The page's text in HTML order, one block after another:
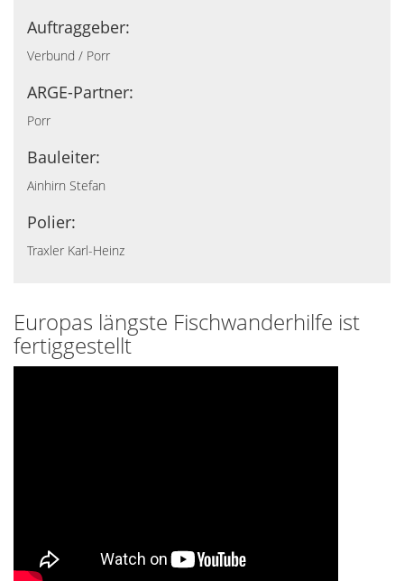
Auftraggeber:
Verbund / Porr
ARGE-Partner:
Porr
Bauleiter:
Ainhirn Stefan
Polier:
Traxler Karl-Heinz
Europas längste Fischwanderhilfe ist
fertiggestellt